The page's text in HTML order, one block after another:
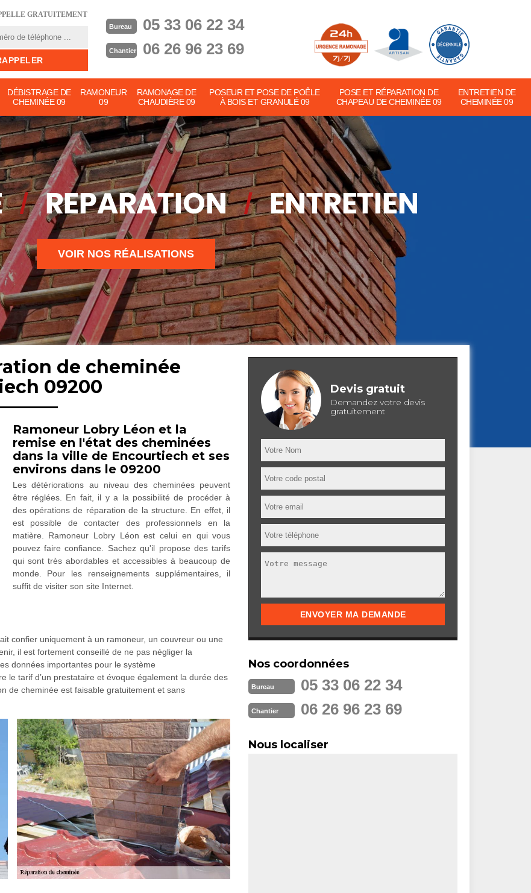
GRATUITEMENT
Bureau 05 33 06 22 34
Chantier 06 26 96 23 69
DÉBISTRAGE DE
CHEMINÉE 09
RAMONEUR
09
RAMONAGE DE
CHAUDIÈRE 09
POSEUR ET POSE DE POÊLE
À BOIS ET GRANULÉ 09
POSE ET RÉPARATION DE
CHAPEAU DE CHEMINÉE 09
ENTRETIEN DE
CHEMINÉE 09
VOIR NOS RÉALISATIONS
de cheminée
09200
Ramoneur Lobry Léon et la
remise en l'état des cheminées
dans la ville de Encourtiech et ses
environs dans le 09200
Les détériorations au niveau des cheminées peuvent
être réglées. En fait, il y a la possibilité de procéder à
des opérations de réparation de la structure. En effet, il
est possible de contacter des professionnels en la
matière. Ramoneur Lobry Léon est celui en qui vous
pouvez faire confiance. Sachez qu'il propose des tarifs
qui sont très abordables et accessibles à beaucoup de
monde. Pour les renseignements supplémentaires, il
suffit de visiter son site Internet.
confier uniquement à un ramoneur, un couvreur ou une
il est fortement conseillé de ne pas négliger la
données importantes pour le système
le tarif d’un prestataire et évoque également la durée des
de cheminée est faisable gratuitement et sans
Devis gratuit
Demandez votre devis
gratuitement
Nos coordonnées
Bureau 05 33 06 22 34
Chantier 06 26 96 23 69
Nous localiser